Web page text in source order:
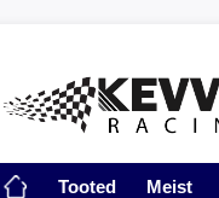
Tooted Meist